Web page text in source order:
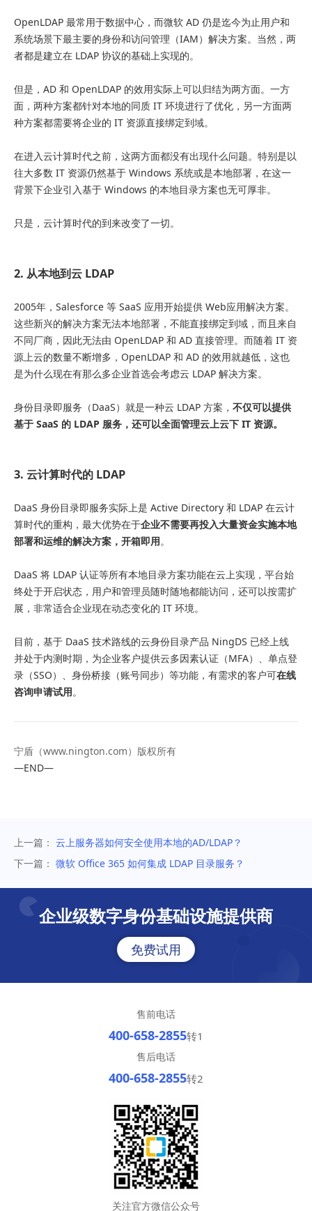
OpenLDAP 最常用于数据中心，而微软 AD 仍是迄今为止用户和
系统场景下最主要的身份和访问管理（IAM）解决方案。当然，两
者都是建立在 LDAP 协议的基础上实现的。
但是，AD 和 OpenLDAP 的效用实际上可以归结为两方面。一方
面，两种方案都针对本地的同质 IT 环境进行了优化，另一方面两
种方案都需要将企业的 IT 资源直接绑定到域。
在进入云计算时代之前，这两方面都没有出现什么问题。特别是以
往大多数 IT 资源仍然基于 Windows 系统或是本地部署，在这一
背景下企业引入基于 Windows 的本地目录方案也无可厚非。
只是，云计算时代的到来改变了一切。
2. 从本地到云 LDAP
2005年，Salesforce 等 SaaS 应用开始提供 Web应用解决方案。
这些新兴的解决方案无法本地部署，不能直接绑定到域，而且来自
不同厂商，因此无法由 OpenLDAP 和 AD 直接管理。而随着 IT 资
源上云的数量不断增多，OpenLDAP 和 AD 的效用就越低，这也
是为什么现在有那么多企业首选会考虑云 LDAP 解决方案。
身份目录即服务（DaaS）就是一种云 LDAP 方案， 不仅可以提供
基于 SaaS 的 LDAP 服务，还可以全面管理云上云下 IT 资源。
3. 云计算时代的 LDAP
DaaS 身份目录即服务实际上是 Active Directory 和 LDAP 在云计
算时代的重构，最大优势在于企业不需要再投入大量资金实施本地
部署和运维的解决方案，开箱即用。
DaaS 将 LDAP 认证等所有本地目录方案功能在云上实现，平台始
终处于开启状态，用户和管理员随时随地都能访问，还可以按需扩
展，非常适合企业现在动态变化的 IT 环境。
目前，基于 DaaS 技术路线的云身份目录产品 NingDS 已经上线
并处于内测时期，为企业客户提供云多因素认证（MFA）、单点登
录（SSO）、身份桥接（账号同步）等功能，有需求的客户可在线
咨询申请试用。
宁盾（www.nington.com）版权所有
—END—
上一篇： 云上服务器如何安全使用本地的AD/LDAP？
下一篇： 微软 Office 365 如何集成 LDAP 目录服务？
企业级数字身份基础设施提供商
免费试用
售前电话
400-658-2855转1
售后电话
400-658-2855转2
关注官方微信公众号